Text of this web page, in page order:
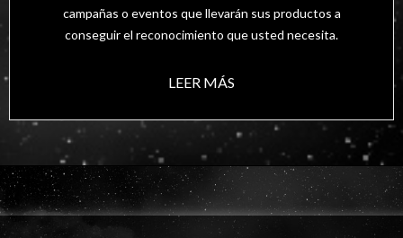
campañas o eventos que llevarán sus productos a
conseguir el reconocimiento que usted necesita.
LEER MÁS